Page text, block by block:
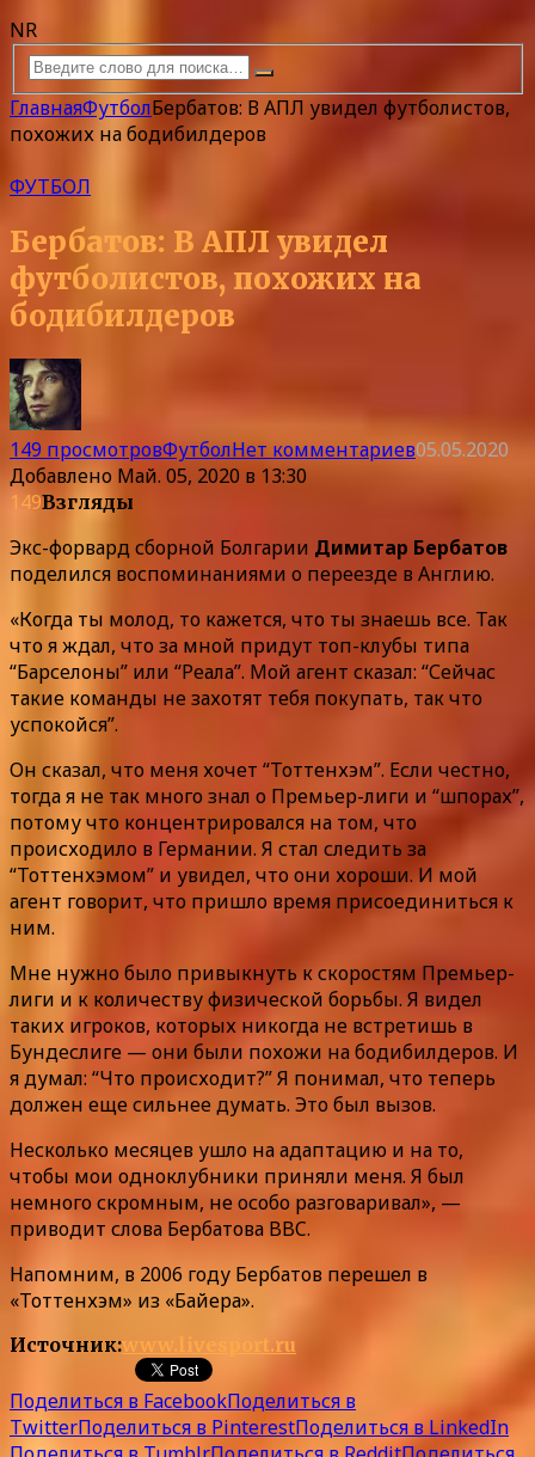
NR
ГлавнаяФутболБербатов: В АПЛ увидел футболистов,
похожих на бодибилдеров
ФУТБОЛ
Бербатов: В АПЛ увидел
футболистов, похожих на
бодибилдеров
149 просмотровФутболНет комментариев05.05.2020
Добавлено Май. 05, 2020 в 13:30
149Взгляды
Экс-форвард сборной Болгарии Димитар Бербатов
поделился воспоминаниями о переезде в Англию.
«Когда ты молод, то кажется, что ты знаешь все. Так
что я ждал, что за мной придут топ-клубы типа
“Барселоны” или “Реала”. Мой агент сказал: “Сейчас
такие команды не захотят тебя покупать, так что
успокойся”.
Он сказал, что меня хочет “Тоттенхэм”. Если честно,
тогда я не так много знал о Премьер-лиги и “шпорах”,
потому что концентрировался на том, что
происходило в Германии. Я стал следить за
“Тоттенхэмом” и увидел, что они хороши. И мой
агент говорит, что пришло время присоединиться к
ним.
Мне нужно было привыкнуть к скоростям Премьер-
лиги и к количеству физической борьбы. Я видел
таких игроков, которых никогда не встретишь в
Бундеслиге — они были похожи на бодибилдеров. И
я думал: “Что происходит?” Я понимал, что теперь
должен еще сильнее думать. Это был вызов.
Несколько месяцев ушло на адаптацию и на то,
чтобы мои одноклубники приняли меня. Я был
немного скромным, не особо разговаривал», —
приводит слова Бербатова BBC.
Напомним, в 2006 году Бербатов перешел в
«Тоттенхэм» из «Байера».
Источник:www.livesport.ru
Поделиться в FacebookПоделиться в
TwitterПоделиться в PinterestПоделиться в LinkedIn